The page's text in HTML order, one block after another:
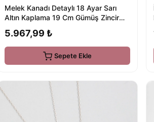
Melek Kanadı Detaylı 18 Ayar Sarı
Altın Kaplama 19 Cm Gümüş Zincir
5.967,99 ₺
Sepete Ekle